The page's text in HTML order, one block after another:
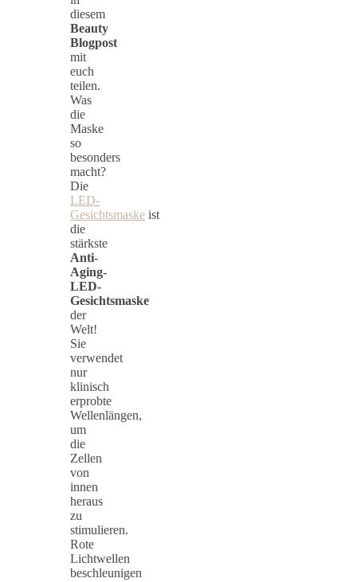
diesem
Beauty
Blogpost
mit
euch
teilen.
Was
die
Maske
so
besonders
macht?
Die
LED-
Gesichtsmaske ist
die
stärkste
Anti-
Aging-
LED-
Gesichtsmaske
der
Welt!
Sie
verwendet
nur
klinisch
erprobte
Wellenlängen,
um
die
Zellen
von
innen
heraus
zu
stimulieren.
Rote
Lichtwellen
beschleunigen